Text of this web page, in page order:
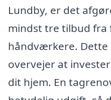
Lundby, er det
mindst tre tilbud fra
håndværkere.
overvejer at
dit hjem. En